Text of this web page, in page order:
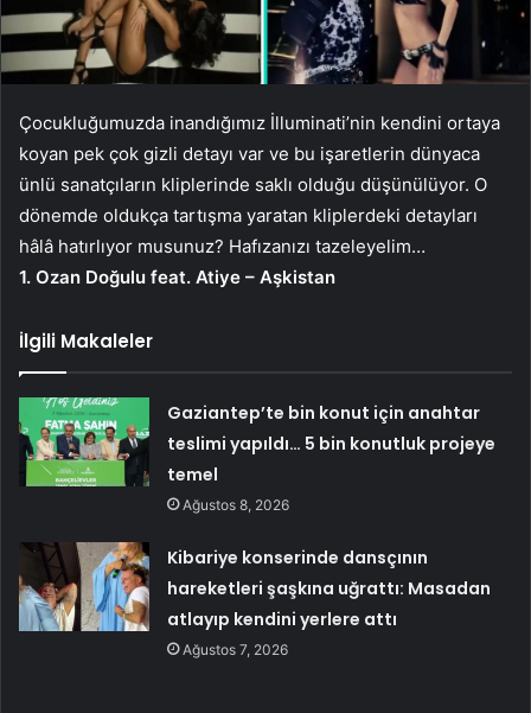
Çocukluğumuzda inandığımız İlluminati’nin kendini ortaya
koyan pek çok gizli detayı var ve bu işaretlerin dünyaca
ünlü sanatçıların kliplerinde saklı olduğu düşünülüyor. O
dönemde oldukça tartışma yaratan kliplerdeki detayları
hâlâ hatırlıyor musunuz? Hafızanızı tazeleyelim…
1. Ozan Doğulu feat. Atiye – Aşkistan
İlgili Makaleler
Gaziantep’te bin konut için anahtar
teslimi yapıldı… 5 bin konutluk projeye
temel
Ağustos 8, 2026
Kibariye konserinde dansçının
hareketleri şaşkına uğrattı: Masadan
atlayıp kendini yerlere attı
Ağustos 7, 2026